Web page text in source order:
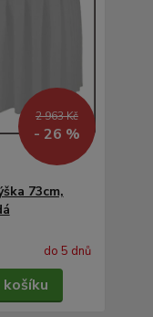
2 963 Kč
- 26 %
73cm,
do 5 dnů